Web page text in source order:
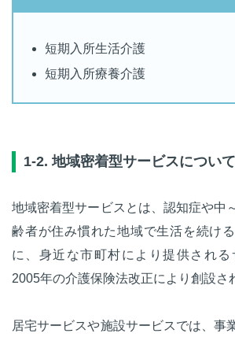
短期入所生活介護
短期入所療養介護
1-2. 地域密着型サービスについて
地域密着型サービスとは、認知症や中
齢者が住み慣れた地域で生活を続け
に、身近な市町村により提供される
2005年の介護保険法改正により創設さ
居宅サービスや施設サービスでは、事